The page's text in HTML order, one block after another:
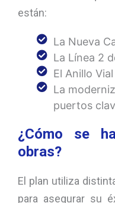
están:
La Nueva
La Línea 2
El Anillo
La
puertos
¿Cómo se
obras?
El plan utiliza
para asegurar su